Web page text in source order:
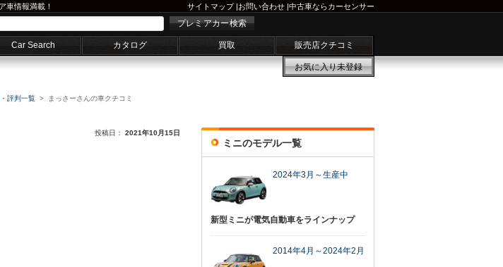
車情報満載！ サイトマップ|お問い合わせ |中古車ならカーセンサー
プレミアカー検索
Car Search カタログ 買取 販売店クチコミ
お気に入り未登録
評判一覧 まっさーさんの車クチコミ
投稿日： 2021年10月15日
ミニのモデル一覧
2024年3月～生産中
新型ミニが電気自動車をラインナップ
2014年4月～2024年2月